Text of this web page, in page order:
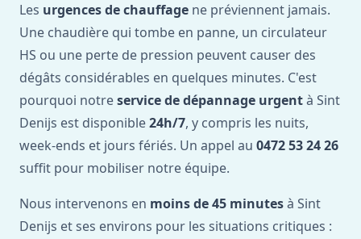
Les urgences de chauffage ne préviennent jamais.
Une chaudière qui tombe en panne, un circulateur
HS ou une perte de pression peuvent causer des
dégâts considérables en quelques minutes. C'est
pourquoi notreservice de dépannage urgentà Sint
Denijs est disponible24h/7, y compris les nuits,
week-ends et jours fériés. Un appel au 0472 53 24 26
suffit pour mobiliser notre équipe.
Nous intervenons en moins de 45 minutesà Sint
Denijs et ses environs pour les situations critiques :